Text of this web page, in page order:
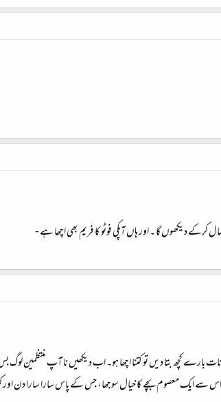
دیکھوں گا ۔ اور ہاں آپکی فوٹو کا فریم بھی اچھا ہے -
بارے کچھ بتا دیں تو کتنا اچھا ہو۔ اب دیکھیں نا آپ
اس سے ایک معصوم بچے کا خیال سوجھا، جس کے پاس سارا سارا